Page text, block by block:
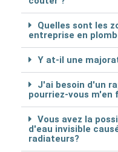
Quelles sont les
entreprise en
Y at-il une
J'ai besoin d'un
pourriez-vous m'en
Vous avez la
d'eau invisible
radiateurs?